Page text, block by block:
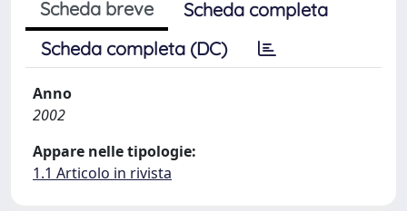
Scheda breve
Scheda completa
Scheda completa (DC)
Anno
2002
Appare nelle tipologie:
1.1 Articolo in rivista